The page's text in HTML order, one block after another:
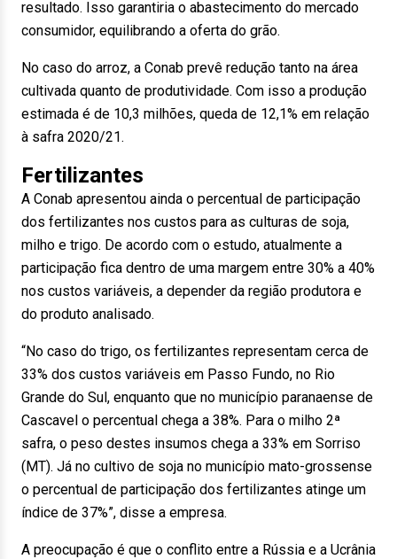
resultado. Isso garantiria o abastecimento do mercado
consumidor, equilibrando a oferta do grão.
No caso do arroz, a Conab prevê redução tanto na área
cultivada quanto de produtividade. Com isso a produção
estimada é de 10,3 milhões, queda de 12,1% em relação
à safra 2020/21.
Fertilizantes
A Conab apresentou ainda o percentual de participação
dos fertilizantes nos custos para as culturas de soja,
milho e trigo. De acordo com o estudo, atualmente a
participação fica dentro de uma margem entre 30% a 40%
nos custos variáveis, a depender da região produtora e
do produto analisado.
“No caso do trigo, os fertilizantes representam cerca de
33% dos custos variáveis em Passo Fundo, no Rio
Grande do Sul, enquanto que no município paranaense de
Cascavel o percentual chega a 38%. Para o milho 2ª
safra, o peso destes insumos chega a 33% em Sorriso
(MT). Já no cultivo de soja no município mato-grossense
o percentual de participação dos fertilizantes atinge um
índice de 37%”, disse a empresa.
A preocupação é que o conflito entre a Rússia e a Ucrânia